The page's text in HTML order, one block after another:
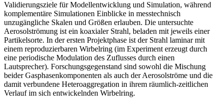
Validierungsziele für Modellentwicklung und Simulation, während
komplementäre Simulationen Einblicke in messtechnisch
unzugängliche Skalen und Größen erlauben. Die untersuchte
Aerosolströmung ist ein koaxialer Strahl, beladen mit jeweils einer
Partikelsorte. In der ersten Projektphase ist der Strahl laminar mit
einem reproduzierbaren Wirbelring (im Experiment erzeugt durch
eine periodische Modulation des Zuflusses durch einen
Lautsprecher). Forschungsgegenstand sind sowohl die Mischung
beider Gasphasenkomponenten als auch der Aerosolströme und die
damit verbundene Heteroaggregation in ihrem räumlich-zeitlichen
Verlauf im sich entwickelnden Wirbelring.